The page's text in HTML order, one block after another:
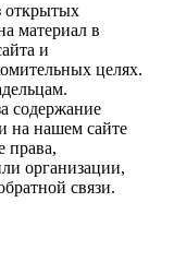
открытых
материал в
и
целях.
содержание
на нашем сайте
права,
организации,
связи.